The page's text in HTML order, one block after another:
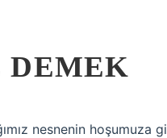
DEMEK
nesnenin hoşumuza